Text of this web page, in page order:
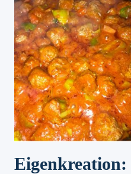
BESSER
ALS
ERDBEEREIS